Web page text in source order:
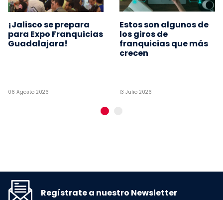
¡Jalisco se prepara
para Expo Franquicias
Guadalajara!
06 Agosto 2026
Estos son algunos de
los giros de
franquicias que más
crecen
13 Julio 2026
Regístrate a nuestro Newsletter